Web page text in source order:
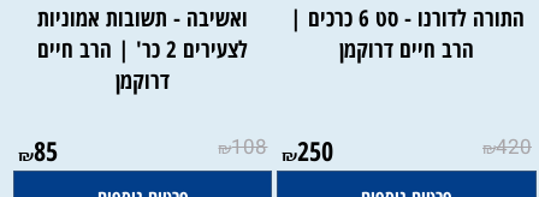
התורה לדורנו - סט 6 כרכים |
הרב חיים דרוקמן
₪420
₪250
ואשיבה - תשובות אמוניות
לצעירים 2 כר' | הרב חיים
דרוקמן
₪108
₪85